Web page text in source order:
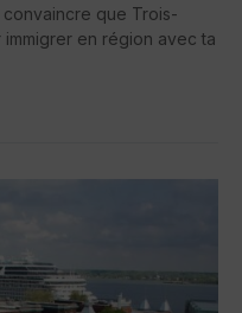
convaincre que Trois-
en région avec ta